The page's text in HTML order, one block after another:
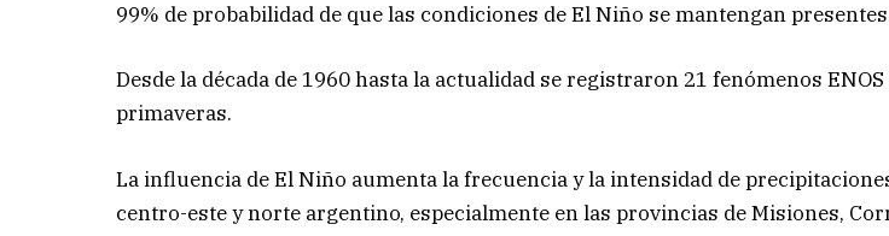
99% de probabilidad de que las condiciones de El Niño se mantengan
Desde la década de 1960 hasta la actualidad se registraron 21 fenómenos
primaveras.
La influencia de El Niño aumenta la frecuencia y la intensidad de
centro-este y norte argentino, especialmente en las provincias de Misiones,